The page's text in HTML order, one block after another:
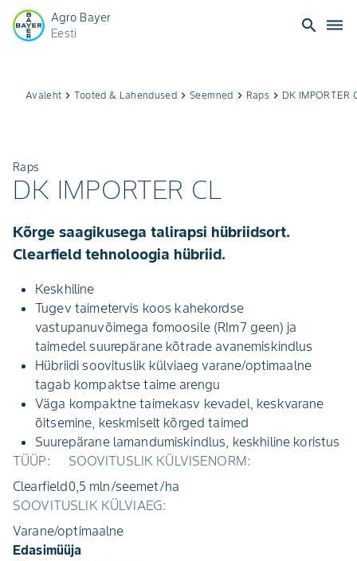
Agro Bayer
Eesti
search dehaze
Avaleht keyboard_arrow_rightTooted & Lahendused keyboard_arrow_rightSeemned keyboard_arrow_right Rapskeyboard_arrow_right DK IMPORTER
Raps
DK IMPORTER CL
Kõrge saagikusega talirapsi hübriidsort.
Clearfield tehnoloogia hübriid.
Keskhiline
Tugev taimetervis koos kahekordse
vastupanuvõimega fomoosile (RIm7 geen) ja
taimedel suurepärane kõtrade avanemiskindlus
Hübriidi soovituslik külviaeg varane/optimaalne
tagab kompaktse taime arengu
Väga kompaktne taimekasv kevadel, keskvarane
õitsemine, keskmiselt kõrged taimed
Suurepärane lamandumiskindlus, keskhiline koristus
TÜÜP:
Clearfield
SOOVITUSLIK KÜLVISENORM:
0,5 mln/seemet/ha
SOOVITUSLIK KÜLVIAEG:
Varane/optimaalne
Edasimüüja